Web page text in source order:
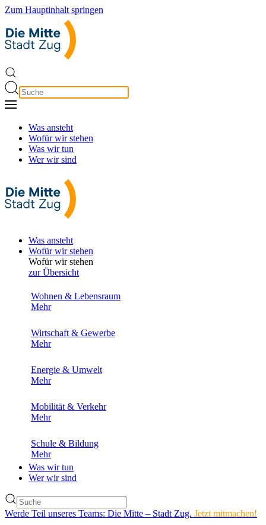
Zum Hauptinhalt springen
Was ansteht
Wofür wir stehen
Was wir tun
Wer wir sind
Was ansteht
Wofür wir stehen
Wofür wir stehen
zur Übersicht
Wohnen & Lebensraum
Mehr
Wirtschaft & Gewerbe
Mehr
Energie & Umwelt
Mehr
Mobilität & Verkehr
Mehr
Schule & Bildung
Mehr
Was wir tun
Wer wir sind
Werde Teil unseres Teams: Die Mitte – Stadt Zug. Jetzt mitmachen!